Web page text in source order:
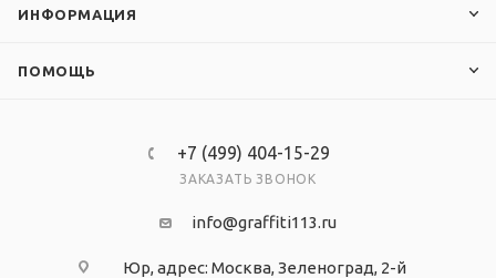
ИНФОРМАЦИЯ
ПОМОЩЬ
+7 (499) 404-15-29
ЗАКАЗАТЬ ЗВОНОК
info@graffiti113.ru
Юр, адрес: Москва, Зеленоград, 2-й